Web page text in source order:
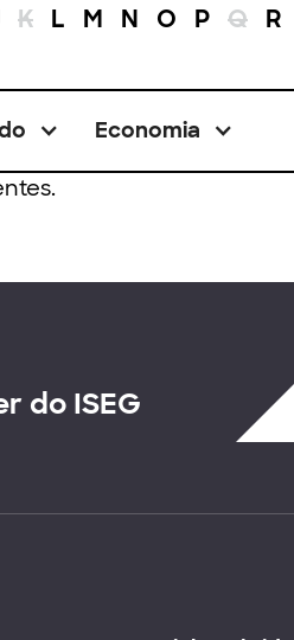
K L M N O P Q R
Economia
do ISEG